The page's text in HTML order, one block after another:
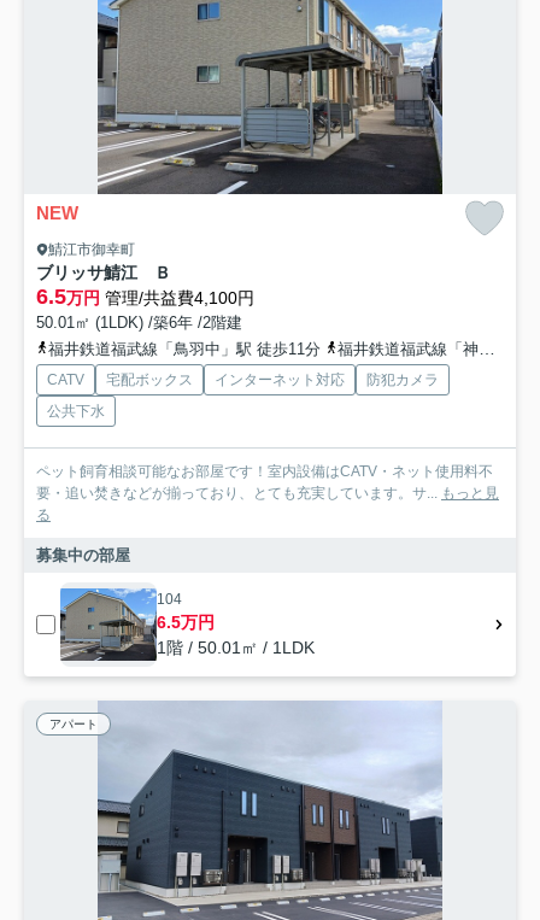
NEW
鯖江市御幸町
ブリッサ鯖江 Ｂ
6.5万円 管理/共益費4,100円
50.01㎡ (1LDK) /築6年 /2階建
福井鉄道福武線「鳥羽中」駅 徒歩11分
福井鉄道福武線「神明」駅 徒歩18分
CATV 宅配ボックス インターネット対応
防犯カメラ
公共下水
ペット飼育相談可能なお部屋です！室内設備はCATV・ネット使用料不
要・追い焚きなどが揃っており、とても充実しています。サ... もっと見
る
募集中の部屋
104
6.5万円
1階 / 50.01㎡ / 1LDK
アパート